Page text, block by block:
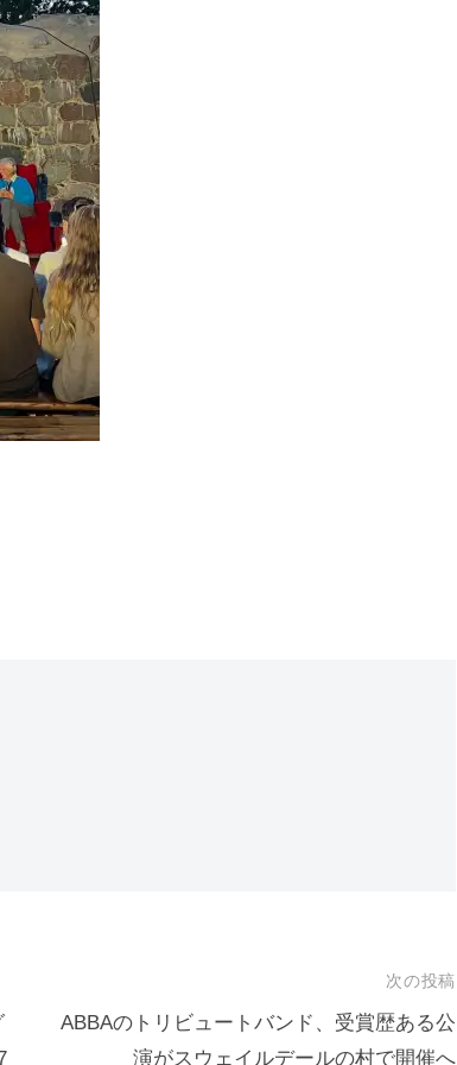
次の投稿
ABBAのトリビュートバンド、受賞歴ある公
演がスウェイルデールの村で開催へ